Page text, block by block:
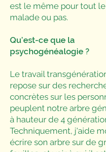
est le même pour tout
malade ou pas.
Qu’est-ce que la
psychogénéalogie ?
Le travail
repose sur des
concrètes sur les
peuplent notre arbre
à hauteur de 4
Techniquement, j'aide
écrire son arbre sur de